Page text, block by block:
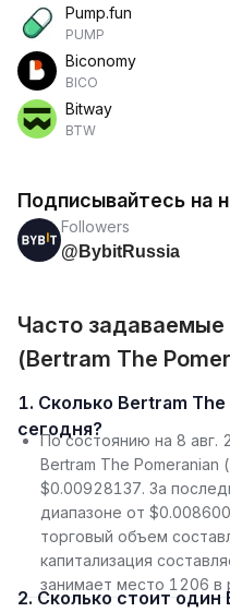
Pump.fun
PUMP
Biconomy
BICO
Bitway
BTW
Подписывайтесь на
Followers
@BybitRussia
Часто задаваемые
(Bertram The
1. Сколько Bertram The Pomeranian стоит
сегодня?
По состоянию на 8 авг.
Bertram The Pomeranian
$0.00928137. За
диапазоне от
торговый объем
капитализация
занимает место 1206 в
2. Сколько стоит один Bertram The